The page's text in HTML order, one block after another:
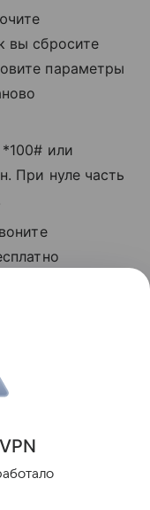
вы сбросите
параметры
*100# или
При нуле часть
VPN